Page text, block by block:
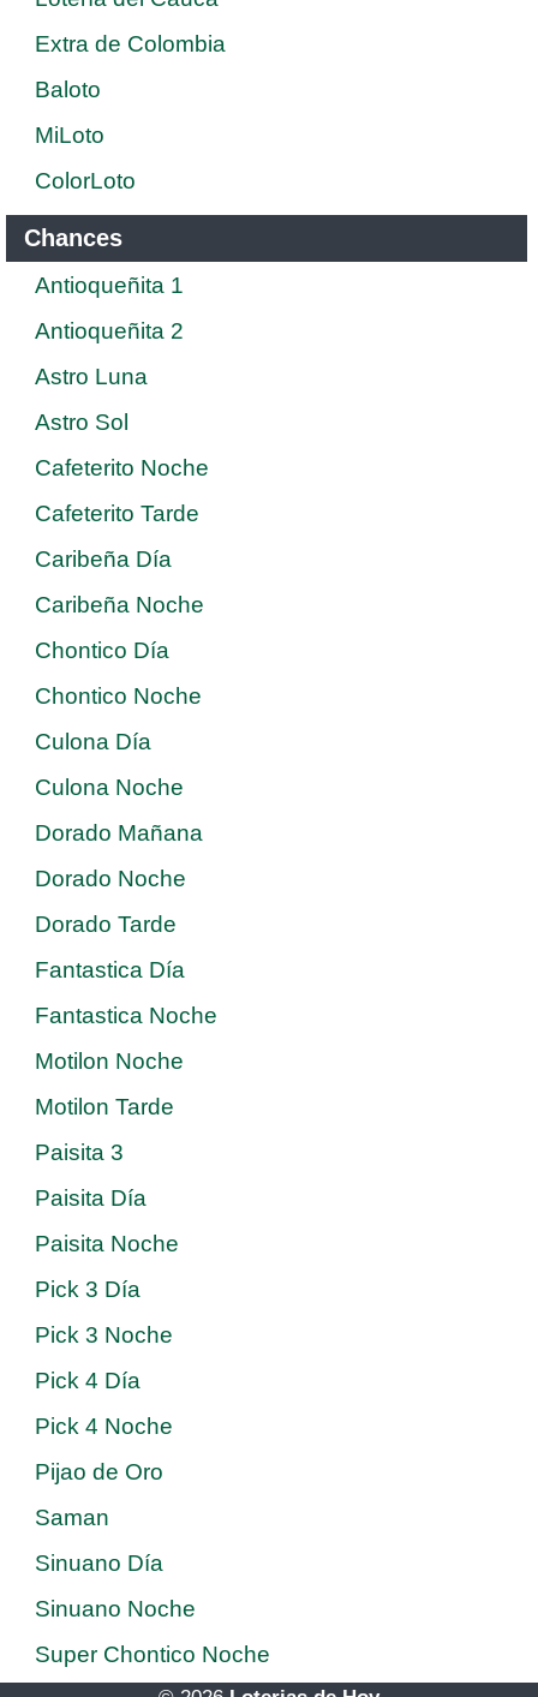
Extra de Colombia
Baloto
MiLoto
ColorLoto
Chances
Antioqueñita 1
Antioqueñita 2
Astro Luna
Astro Sol
Cafeterito Noche
Cafeterito Tarde
Caribeña Día
Caribeña Noche
Chontico Día
Chontico Noche
Culona Día
Culona Noche
Dorado Mañana
Dorado Noche
Dorado Tarde
Fantastica Día
Fantastica Noche
Motilon Noche
Motilon Tarde
Paisita 3
Paisita Día
Paisita Noche
Pick 3 Día
Pick 3 Noche
Pick 4 Día
Pick 4 Noche
Pijao de Oro
Saman
Sinuano Día
Sinuano Noche
Super Chontico Noche